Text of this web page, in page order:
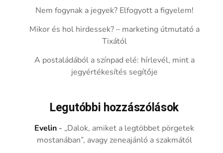
Nem fogynak a jegyek? Elfogyott a figyelem!
Mikor és hol hirdessek? – marketing útmutató a
Tixától
A postaládából a színpad elé: hírlevél, mint a
jegyértékesítés segítője
Legutóbbi hozzászólások
Evelin - „Dalok, amiket a legtöbbet pörgetek
mostanában”, avagy zeneajánló a szakmától